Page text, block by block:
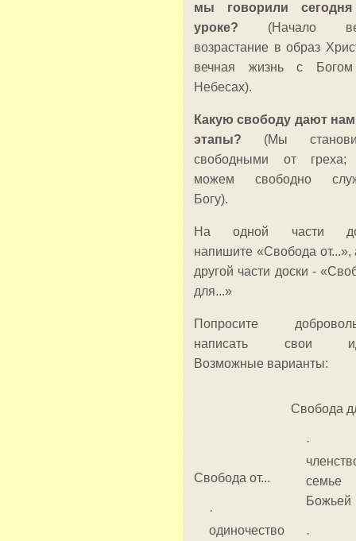
мы говорили
уроке? (Начало
возрастание в образ
вечная жизнь с
Небесах).
Какую свободу дают нам
этапы? (Мы
свободными от
можем свободно
Богу).
На одной части
напишите «Свобода от...»,
другой части доски -
для...»
Попросите
написать свои
Возможные варианты:
Свобода от...
·
одиночество
Свобода
семье
Божьей